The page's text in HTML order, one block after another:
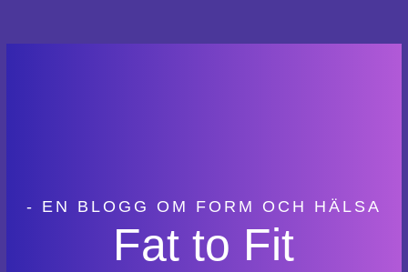
- EN BLOGG OM FORM OCH HÄLSA
Fat to Fit